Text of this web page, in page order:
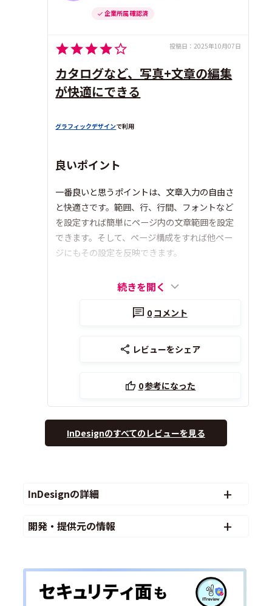
企業所属 確認済
投稿日： 2025年10月07日
カタログなど、写真+文章の編集
が快適にできる
グラフィックデザインで利用
良いポイント
一番良いと思うポイントは、文章入力の自由さ
と快適さです。範囲、行、行間、フォントなど
を設定すれば簡単にページ内の文章範囲を設定
できます。そして、ページ構成をすれば他ペー
ジにもその設定を反映できます。
続きを開く
0 コメント
レビューをシェア
0参考になった
InDesignのすべてのレビューを見る
InDesignの詳細
開発・提供元の情報